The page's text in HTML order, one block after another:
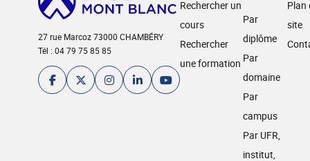
27 rue Marcoz 73000 CHAMBÉRY
Tél : 04 79 75 85 85
Rechercher un
cours
Rechercher
une formation
Par
diplôme
Par
domaine
Par
campus
Par UFR,
institut,
Plan
site